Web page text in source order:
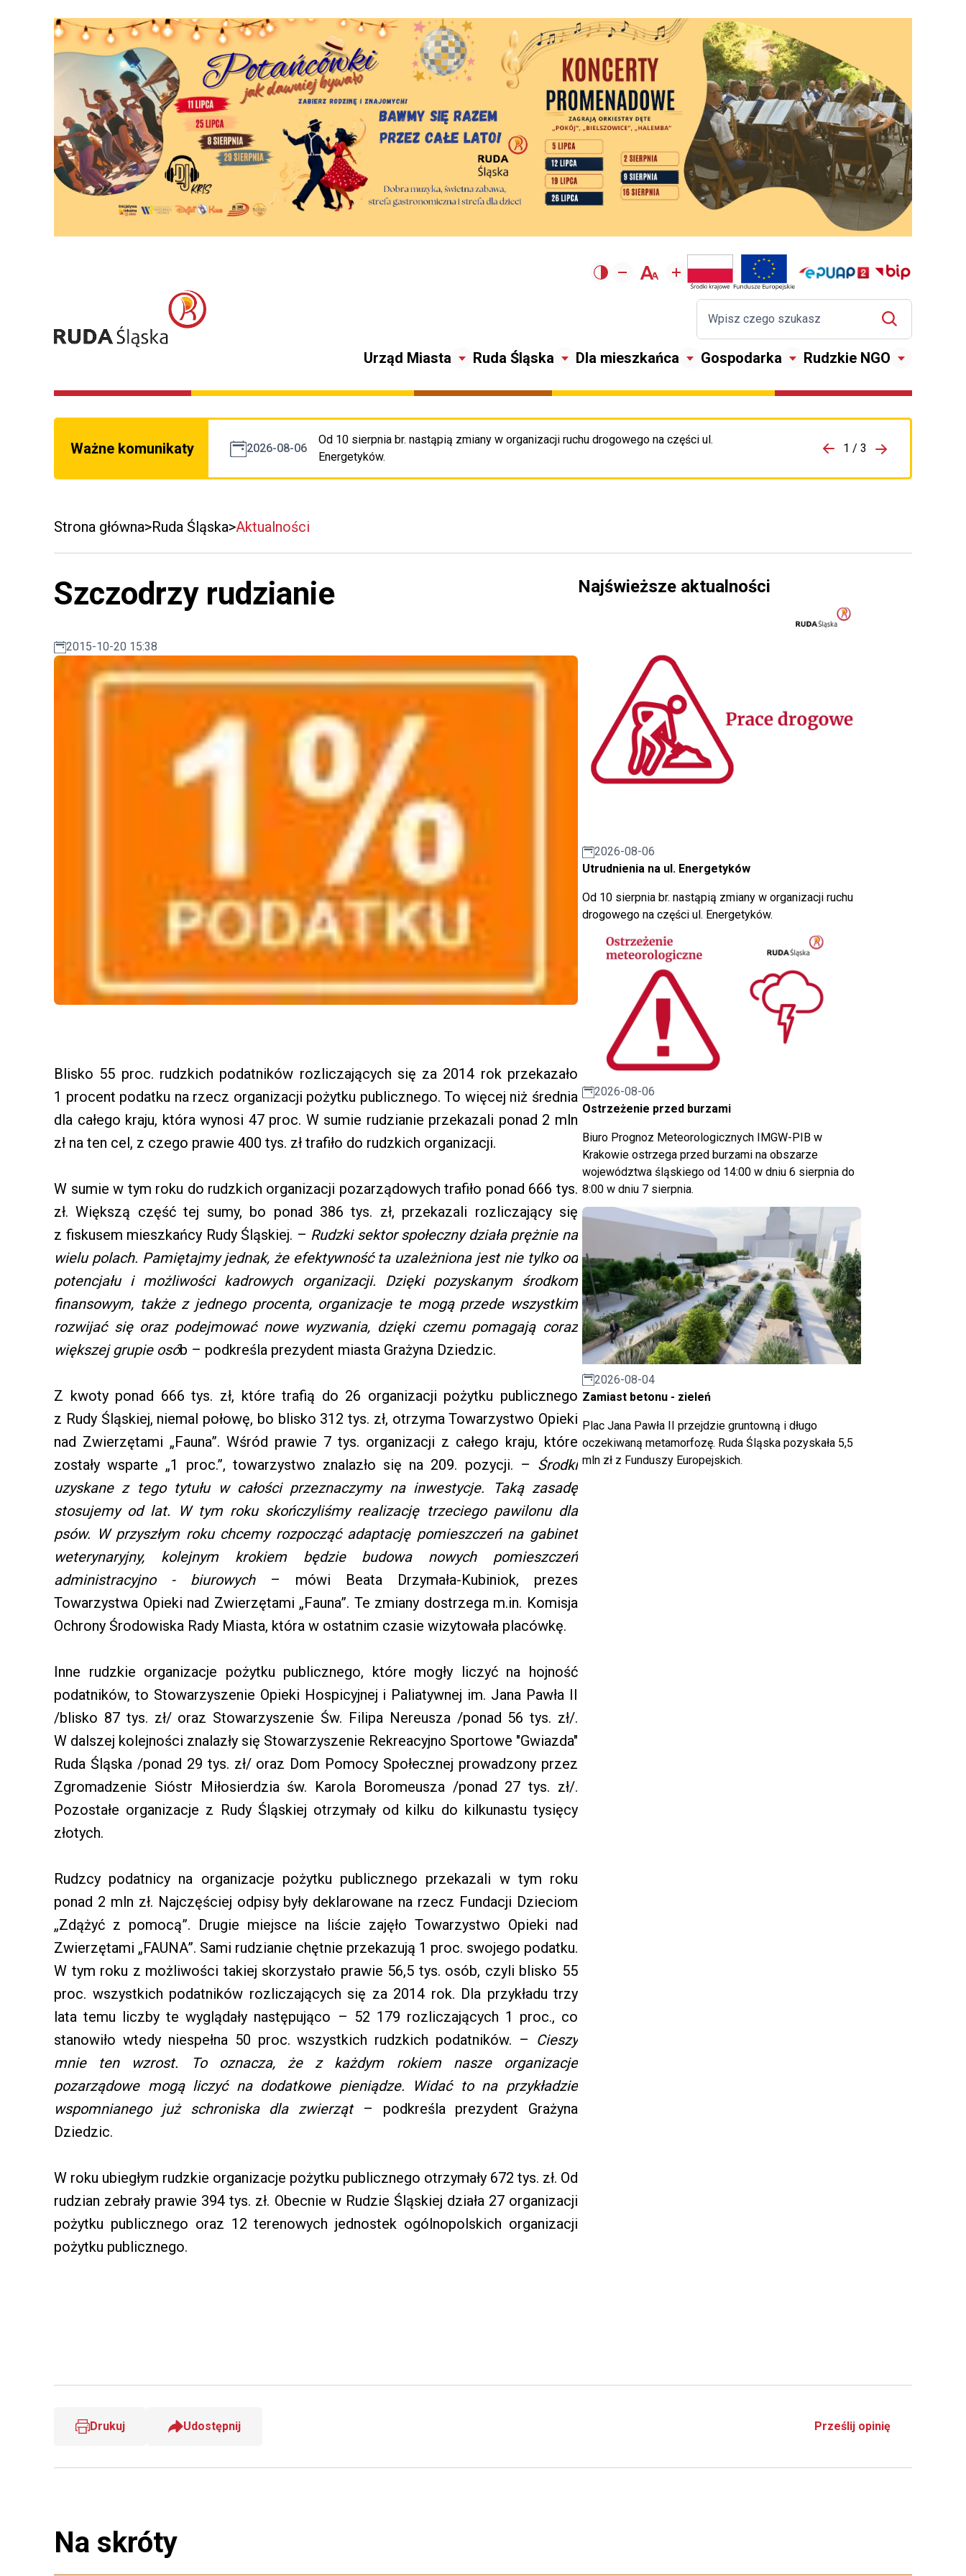
Urząd Miasta Ruda Śląska Dla mieszkańca Gospodarka Rudzkie NGO
Ważne komunikaty 2026-08-06
Od 10 sierpnia br. nastąpią zmiany w organizacji ruchu drogowego na części ul.
Energetyków.
Przejdź do porzpedniego komunikatu 1 / 3
Przejdź do
Strona główna Ruda Śląska Aktualności
Szczodrzy rudzianie
2015-10-20 15:38
Blisko 55 proc. rudzkich podatników rozliczających się za 2014 rok przekazało
1 procent podatku na rzecz organizacji pożytku publicznego. To więcej niż średnia
dla całego kraju, która wynosi 47 proc. W sumie rudzianie przekazali ponad 2 mln
zł na ten cel, z czego prawie 400 tys. zł trafiło do rudzkich organizacji.
W sumie w tym roku do rudzkich organizacji pozarządowych trafiło ponad 666 tys.
zł. Większą część tej sumy, bo ponad 386 tys. zł, przekazali rozliczający się
z fiskusem mieszkańcy Rudy Śląskiej. – Rudzki sektor społeczny działa prężnie na
wielu polach. Pamiętajmy jednak, że efektywność ta uzależniona jest nie tylko od
potencjału i możliwości kadrowych organizacji. Dzięki pozyskanym środkom
finansowym, także z jednego procenta, organizacje te mogą przede wszystkim
rozwijać się oraz podejmować nowe wyzwania, dzięki czemu pomagają coraz
większej grupie osób – podkreśla prezydent miasta Grażyna Dziedzic.
Z kwoty ponad 666 tys. zł, które trafią do 26 organizacji pożytku publicznego
z Rudy Śląskiej, niemal połowę, bo blisko 312 tys. zł, otrzyma Towarzystwo Opieki
nad Zwierzętami „Fauna”. Wśród prawie 7 tys. organizacji z całego kraju, które
zostały wsparte „1 proc.”, towarzystwo znalazło się na 209. pozycji. – Środki
uzyskane z tego tytułu w całości przeznaczymy na inwestycje. Taką zasadę
stosujemy od lat. W tym roku skończyliśmy realizację trzeciego pawilonu dla
psów. W przyszłym roku chcemy rozpocząć adaptację pomieszczeń na gabinet
weterynaryjny, kolejnym krokiem będzie budowa nowych pomieszczeń
administracyjno - biurowych – mówi Beata Drzymała-Kubiniok, prezes
Towarzystwa Opieki nad Zwierzętami „Fauna”. Te zmiany dostrzega m.in. Komisja
Ochrony Środowiska Rady Miasta, która w ostatnim czasie wizytowała placówkę.
Inne rudzkie organizacje pożytku publicznego, które mogły liczyć na hojność
podatników, to Stowarzyszenie Opieki Hospicyjnej i Paliatywnej im. Jana Pawła II
/blisko 87 tys. zł/ oraz Stowarzyszenie Św. Filipa Nereusza /ponad 56 tys. zł/.
W dalszej kolejności znalazły się Stowarzyszenie Rekreacyjno Sportowe "Gwiazda"
Ruda Śląska /ponad 29 tys. zł/ oraz Dom Pomocy Społecznej prowadzony przez
Zgromadzenie Sióstr Miłosierdzia św. Karola Boromeusza /ponad 27 tys. zł/.
Pozostałe organizacje z Rudy Śląskiej otrzymały od kilku do kilkunastu tysięcy
złotych.
Rudzcy podatnicy na organizacje pożytku publicznego przekazali w tym roku
ponad 2 mln zł. Najczęściej odpisy były deklarowane na rzecz Fundacji Dzieciom
„Zdążyć z pomocą”. Drugie miejsce na liście zajęło Towarzystwo Opieki nad
Zwierzętami „FAUNA”. Sami rudzianie chętnie przekazują 1 proc. swojego podatku.
W tym roku z możliwości takiej skorzystało prawie 56,5 tys. osób, czyli blisko 55
proc. wszystkich podatników rozliczających się za 2014 rok. Dla przykładu trzy
lata temu liczby te wyglądały następująco – 52 179 rozliczających 1 proc., co
stanowiło wtedy niespełna 50 proc. wszystkich rudzkich podatników. – Cieszy
mnie ten wzrost. To oznacza, że z każdym rokiem nasze organizacje
pozarządowe mogą liczyć na dodatkowe pieniądze. Widać to na przykładzie
wspomnianego już schroniska dla zwierząt– podkreśla prezydent Grażyna
Dziedzic.
W roku ubiegłym rudzkie organizacje pożytku publicznego otrzymały 672 tys. zł. Od
rudzian zebrały prawie 394 tys. zł. Obecnie w Rudzie Śląskiej działa 27 organizacji
pożytku publicznego oraz 12 terenowych jednostek ogólnopolskich organizacji
pożytku publicznego.
Najświeższe aktualności
2026-08-06
Utrudnienia na ul. Energetyków
Od 10 sierpnia br. nastąpią zmiany w organizacji ruchu
drogowego na części ul. Energetyków.
2026-08-06
Ostrzeżenie przed burzami
Biuro Prognoz Meteorologicznych IMGW-PIB w
Krakowie ostrzega przed burzami na obszarze
województwa śląskiego od 14:00 w dniu 6 sierpnia do
8:00 w dniu 7 sierpnia.
2026-08-04
Zamiast betonu - zieleń
Plac Jana Pawła II przejdzie gruntowną i długo
oczekiwaną metamorfozę. Ruda Śląska pozyskała 5,5
mln zł z Funduszy Europejskich.
Drukuj Udostępnij Prześlij opinię
Na skróty